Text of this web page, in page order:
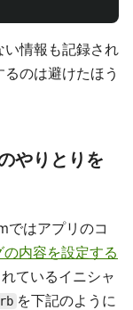
い情報も記録され
のは避けたほう
やりとりを
ではアプリのコ
の内容を設定する
ているイニシャ
を下記のように